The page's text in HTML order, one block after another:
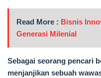
Read More : Bisnis
Generasi Milenial
Sebagai seorang pencari
menjanjikan sebuah